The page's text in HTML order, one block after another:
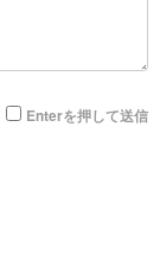
Enterを押して送信